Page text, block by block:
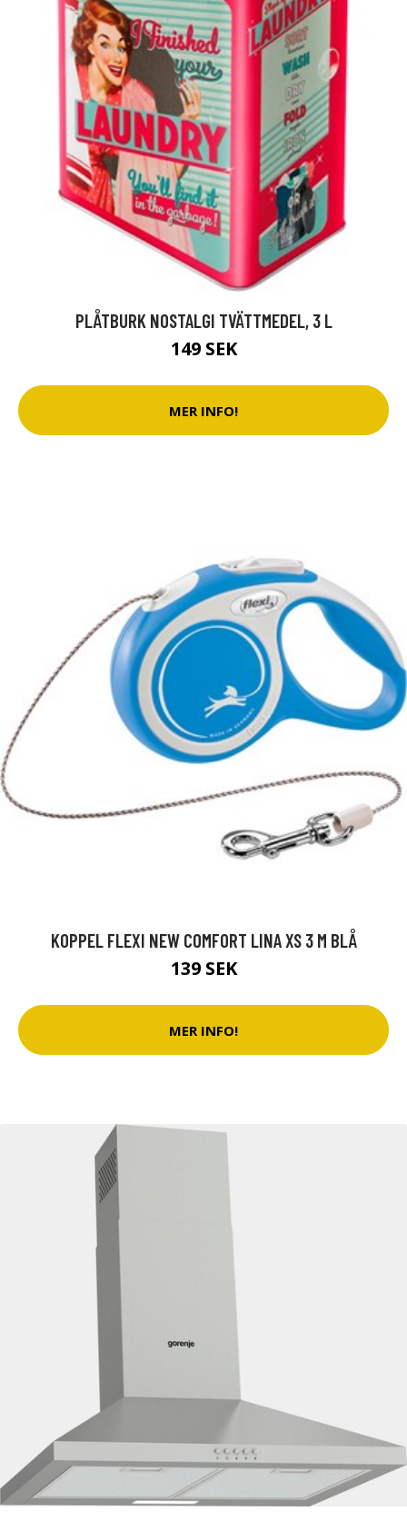
PLÅTBURK NOSTALGI TVÄTTMEDEL, 3 L
149 SEK
MER INFO!
KOPPEL FLEXI NEW COMFORT LINA XS 3 M BLÅ
139 SEK
MER INFO!